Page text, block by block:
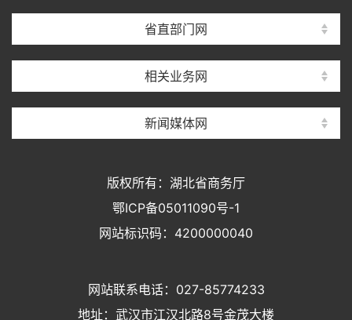
省直部门网
相关业务网
新闻媒体网
版权所有：湖北省商务厅
鄂ICP备05011090号-1
网站标识码：4200000040
网站联系电话：027-85774233
地址：武汉市江汉北路8号金茂大楼